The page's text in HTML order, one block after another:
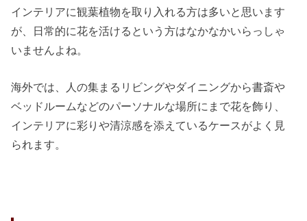
インテリアに観葉植物を取り入れる方は多いと思います
が、日常的に花を活けるという方はなかなかいらっしゃ
いませんよね。
海外では、人の集まるリビングやダイニングから書斎や
ベッドルームなどのパーソナルな場所にまで花を飾り、
インテリアに彩りや清涼感を添えているケースがよく見
られます。